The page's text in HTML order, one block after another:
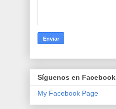
Síguenos en Facebook
My Facebook Page